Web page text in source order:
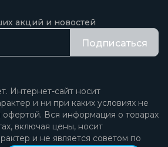
акций и новостей
Подписаться
Интернет-сайт носит
и ни при каких условиях не
офертой. Вся информация о товарах
включая цены, носит
и не является советом по